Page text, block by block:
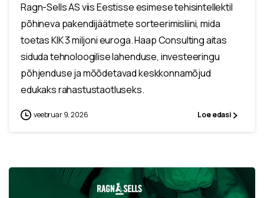
Ragn-Sells AS viis Eestisse esimese tehisintellektil
põhineva pakendijäätmete sorteerimisliini, mida
toetas KIK 3 miljoni euroga. Haap Consulting aitas
siduda tehnoloogilise lahenduse, investeeringu
põhjenduse ja mõõdetavad keskkonnamõjud
edukaks rahastustaotluseks.
veebruar 9, 2026 Loe edasi